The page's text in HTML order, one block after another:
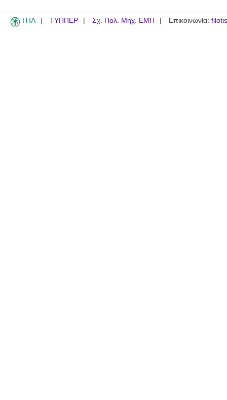
ITIA ΤΥΠΠΕΡ Σχ. Πολ. Μηχ. ΕΜΠ Επικοινωνία: